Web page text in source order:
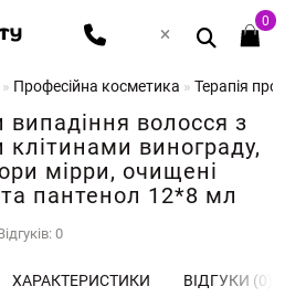
0
Професійна косметика Терапія проти
випадіння волосся з
клітинами винограду,
мірри, очищені
та пантенол 12*8 мл
0
ХАРАКТЕРИСТИКИ ВІДГУКИ (0)